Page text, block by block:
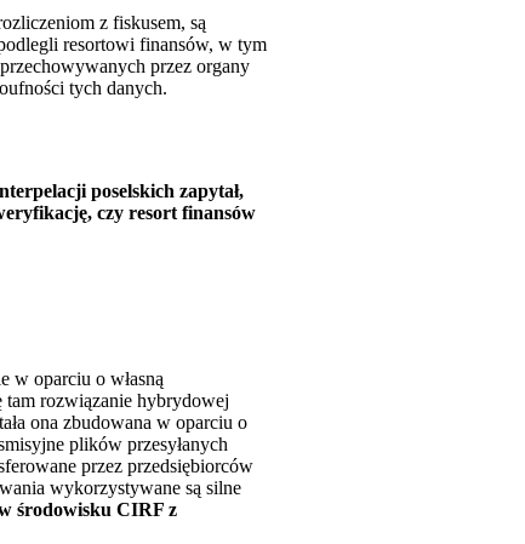
z fiskusem, są
resortowi finansów, w tym
przez organy
tych danych.
poselskich zapytał,
czy resort finansów
w oparciu o własną
rozwiązanie hybrydowej
ona zbudowana w oparciu o
plików przesyłanych
przez przedsiębiorców
wykorzystywane są silne
środowisku CIRF z